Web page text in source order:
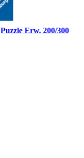
Puzzle Erw. 200/300